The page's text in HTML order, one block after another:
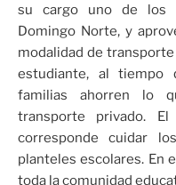
su cargo uno de los
Domingo Norte, y
modalidad de
estudiante, al tiempo
familias ahorren lo
transporte privado.
corresponde cuidar
planteles escolares. En
toda la comunidad